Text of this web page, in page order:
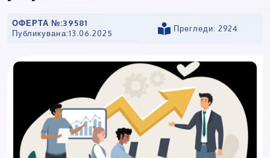
ОФЕРТА №:39581
Публикувана:13.06.2025
Прегледи: 2924